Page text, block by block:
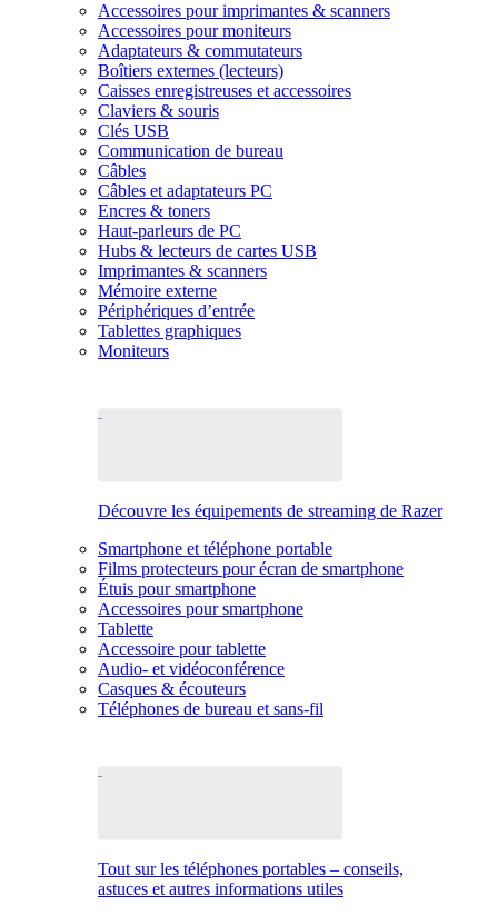
Accessoires pour imprimantes & scanners
Accessoires pour moniteurs
Adaptateurs & commutateurs
Boîtiers externes (lecteurs)
Caisses enregistreuses et accessoires
Claviers & souris
Clés USB
Communication de bureau
Câbles
Câbles et adaptateurs PC
Encres & toners
Haut-parleurs de PC
Hubs & lecteurs de cartes USB
Imprimantes & scanners
Mémoire externe
Périphériques d’entrée
Tablettes graphiques
Moniteurs
Découvre les équipements de streaming de Razer
Smartphone et téléphone portable
Films protecteurs pour écran de smartphone
Étuis pour smartphone
Accessoires pour smartphone
Tablette
Accessoire pour tablette
Audio- et vidéoconférence
Casques & écouteurs
Téléphones de bureau et sans-fil
Tout sur les téléphones portables – conseils,
astuces et autres informations utiles